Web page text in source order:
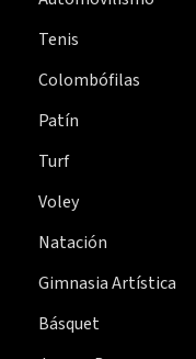
Tenis
Colombófilas
Patín
Turf
Voley
Natación
Gimnasia Artística
Básquet